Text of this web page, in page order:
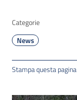
Categorie
News
Stampa questa pagina